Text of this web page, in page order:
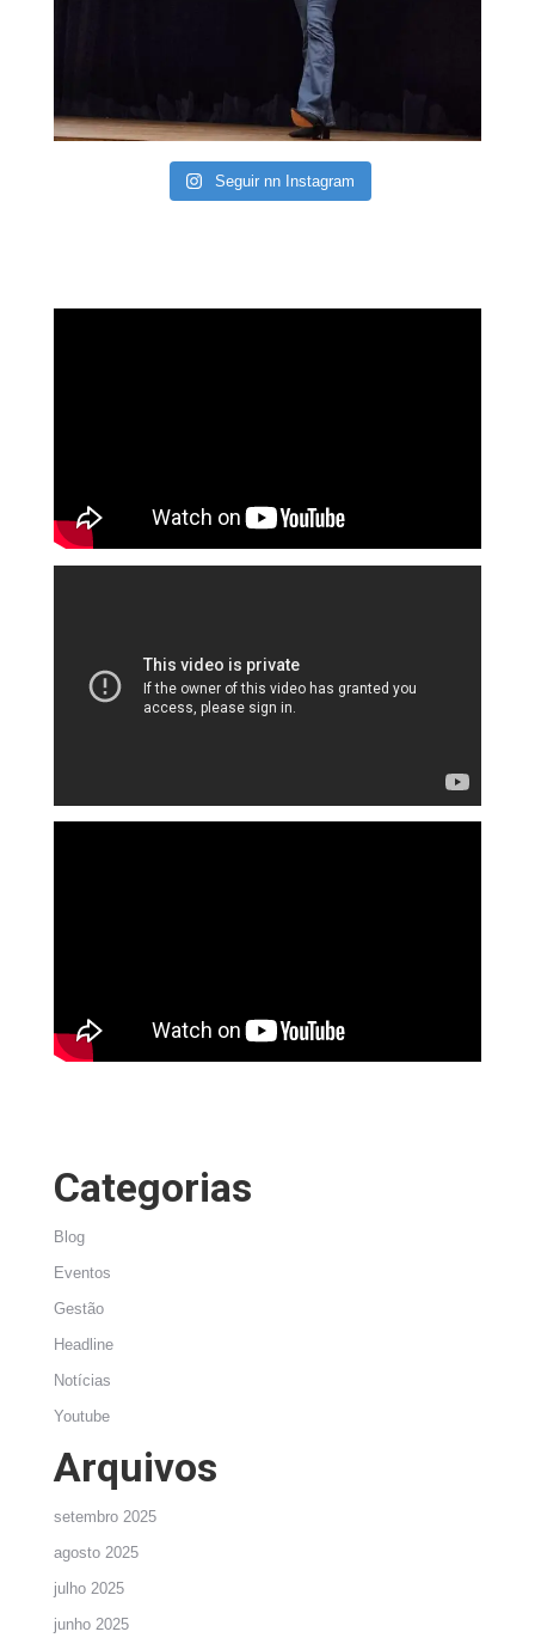
Seguir nn Instagram
Categorias
Blog
Eventos
Gestão
Headline
Notícias
Youtube
Arquivos
setembro 2025
agosto 2025
julho 2025
junho 2025